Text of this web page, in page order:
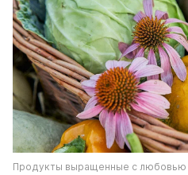
Продукты выращенные с любовью